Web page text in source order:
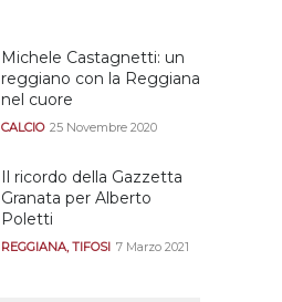
Michele Castagnetti: un
reggiano con la Reggiana
nel cuore
CALCIO 25 Novembre 2020
Il ricordo della Gazzetta
Granata per Alberto
Poletti
REGGIANA,TIFOSI 7 Marzo 2021